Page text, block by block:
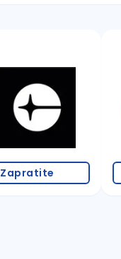
Zapratite